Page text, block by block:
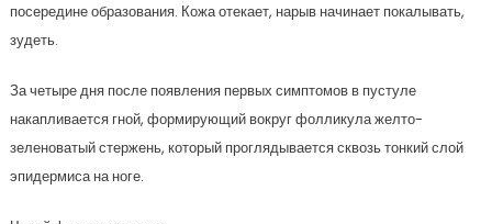
посередине образования. Кожа отекает, нарыв начинает покалывать,
зудеть.
За четыре дня после появления первых симптомов в пустуле
накапливается гной, формирующий вокруг фолликула желто-
зеленоватый стержень, который проглядывается сквозь тонкий слой
эпидермиса на ноге.